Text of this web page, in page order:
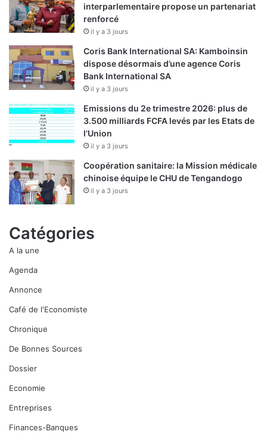
interparlementaire propose un partenariat
renforcé
il y a 3 jours
Coris Bank International SA: Kamboinsin
dispose désormais d’une agence Coris
Bank International SA
il y a 3 jours
Emissions du 2e trimestre 2026: plus de
3.500 milliards FCFA levés par les Etats de
l’Union
il y a 3 jours
Coopération sanitaire: la Mission médicale
chinoise équipe le CHU de Tengandogo
il y a 3 jours
Catégories
A la une
Agenda
Annonce
Café de l'Economiste
Chronique
De Bonnes Sources
Dossier
Economie
Entreprises
Finances-Banques